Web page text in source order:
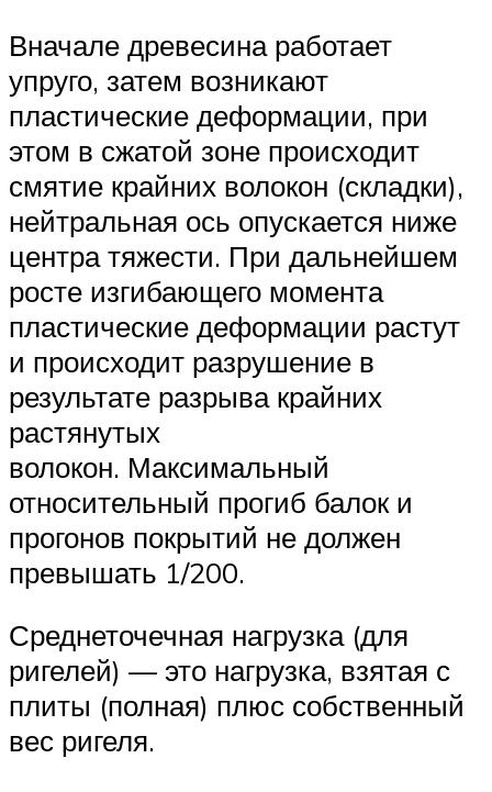
Вначале древесина работает
упруго, затем возникают
пластические деформации, при
этом в сжатой зоне происходит
смятие крайних волокон (складки),
нейтральная ось опускается ниже
центра тяжести. При дальнейшем
росте изгибающего момента
пластические деформации растут
и происходит разрушение в
результате разрыва крайних
растянутых
волокон. Максимальный
относительный прогиб балок и
прогонов покрытий не должен
превышать 1/200.
Среднеточечная нагрузка (для
ригелей) — это нагрузка, взятая с
плиты (полная) плюс собственный
вес ригеля.